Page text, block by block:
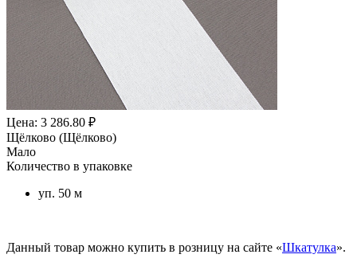
Цена: 3 286.80 ₽
Щёлково (Щёлково)
Мало
Количество в упаковке
уп. 50 м
Данный товар можно купить в розницу на сайте «Шкатулка».